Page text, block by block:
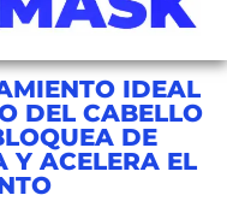
IDEAL
DEL CABELLO
DE
ACELERA EL